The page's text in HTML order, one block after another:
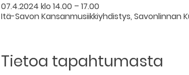
07.4.2024 klo 14.00 – 17.00
Itä-Savon Kansanmusiikkiyhdistys, Savonlinnan
Tietoa tapahtumasta